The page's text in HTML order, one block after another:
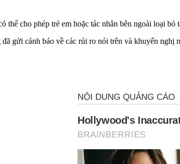
thể cho phép trẻ em hoặc tác nhân bên ngoài loại
gửi cảnh báo về các rủi ro nói trên và khuyến